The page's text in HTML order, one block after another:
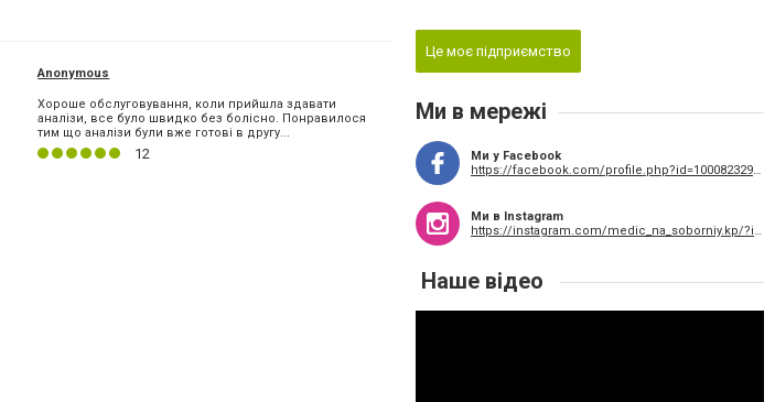
Anonymous
Хороше обслуговування, коли прийшла здавати
аналізи, все було швидко без болісно. Понравилося
тим що аналізи були вже готові в другу...
12
Це моє підприємство
Ми в мережі
Ми у Facebook
https://facebook.com/profile.php?id=100082329510234
Ми в Instagram
https://instagram.com/medic_na_soborniy.kp/?igshid=YmMyMTA2M2Y%3D
Наше відео